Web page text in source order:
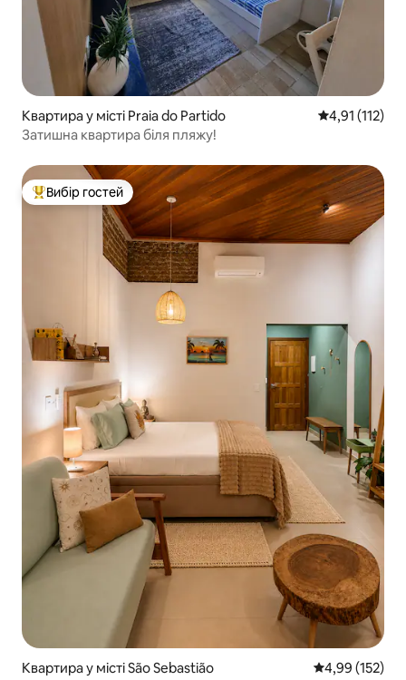
Квартира у місті Praia do Partido Середня
4,91 (112)
Затишна квартира біля пляжу!
Топ вибір гостей
Вибір гостей
Квартира у місті São Sebastião Середня
4,99 (152)